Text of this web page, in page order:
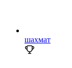
шахмат